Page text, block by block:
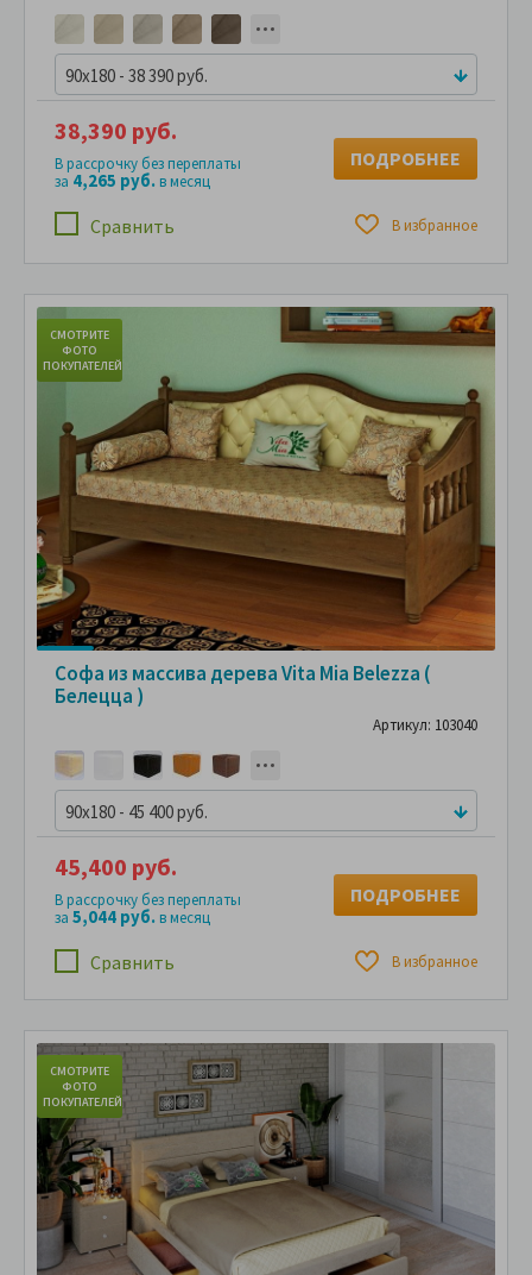
90x180 - 38 390 руб.
Сравнить В избранное
38,390 руб.
В рассрочку без переплаты
за 4,265 руб.в месяц
ПОДРОБНЕЕ
СМОТРИТЕ
ФОТО
ПОКУПАТЕЛЕЙ
Софа из массива дерева Vita Mia Belezza (
Белецца )
Артикул: 103040
90x180 - 45 400 руб.
Сравнить В избранное
45,400 руб.
В рассрочку без переплаты
за 5,044 руб.в месяц
ПОДРОБНЕЕ
СМОТРИТЕ
ФОТО
ПОКУПАТЕЛЕЙ